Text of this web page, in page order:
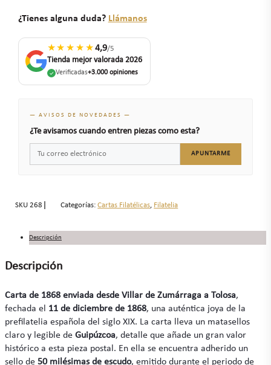
¿Tienes alguna duda? Llámanos
★★★★★4,9/5
Tienda mejor valorada 2026
Verificadas+3.000 opiniones
— AVISOS DE NOVEDADES —
¿Te avisamos cuando entren piezas como esta?
APUNTARME
SKU268 Categorías: Cartas Filatélicas, Filatelia
Descripción
Descripción
Carta de 1868 enviada desde Villar de Zumárraga a Tolosa,
fechada el 11 de diciembre de 1868, una auténtica joya de la
prefilatelia española del siglo XIX. La carta lleva un matasellos
claro y legible de Guipúzcoa, detalle que añade un gran valor
histórico a esta pieza postal. En ella se encuentra adherido un
sello de 50 milésimas de escudo, emitido durante el periodo de